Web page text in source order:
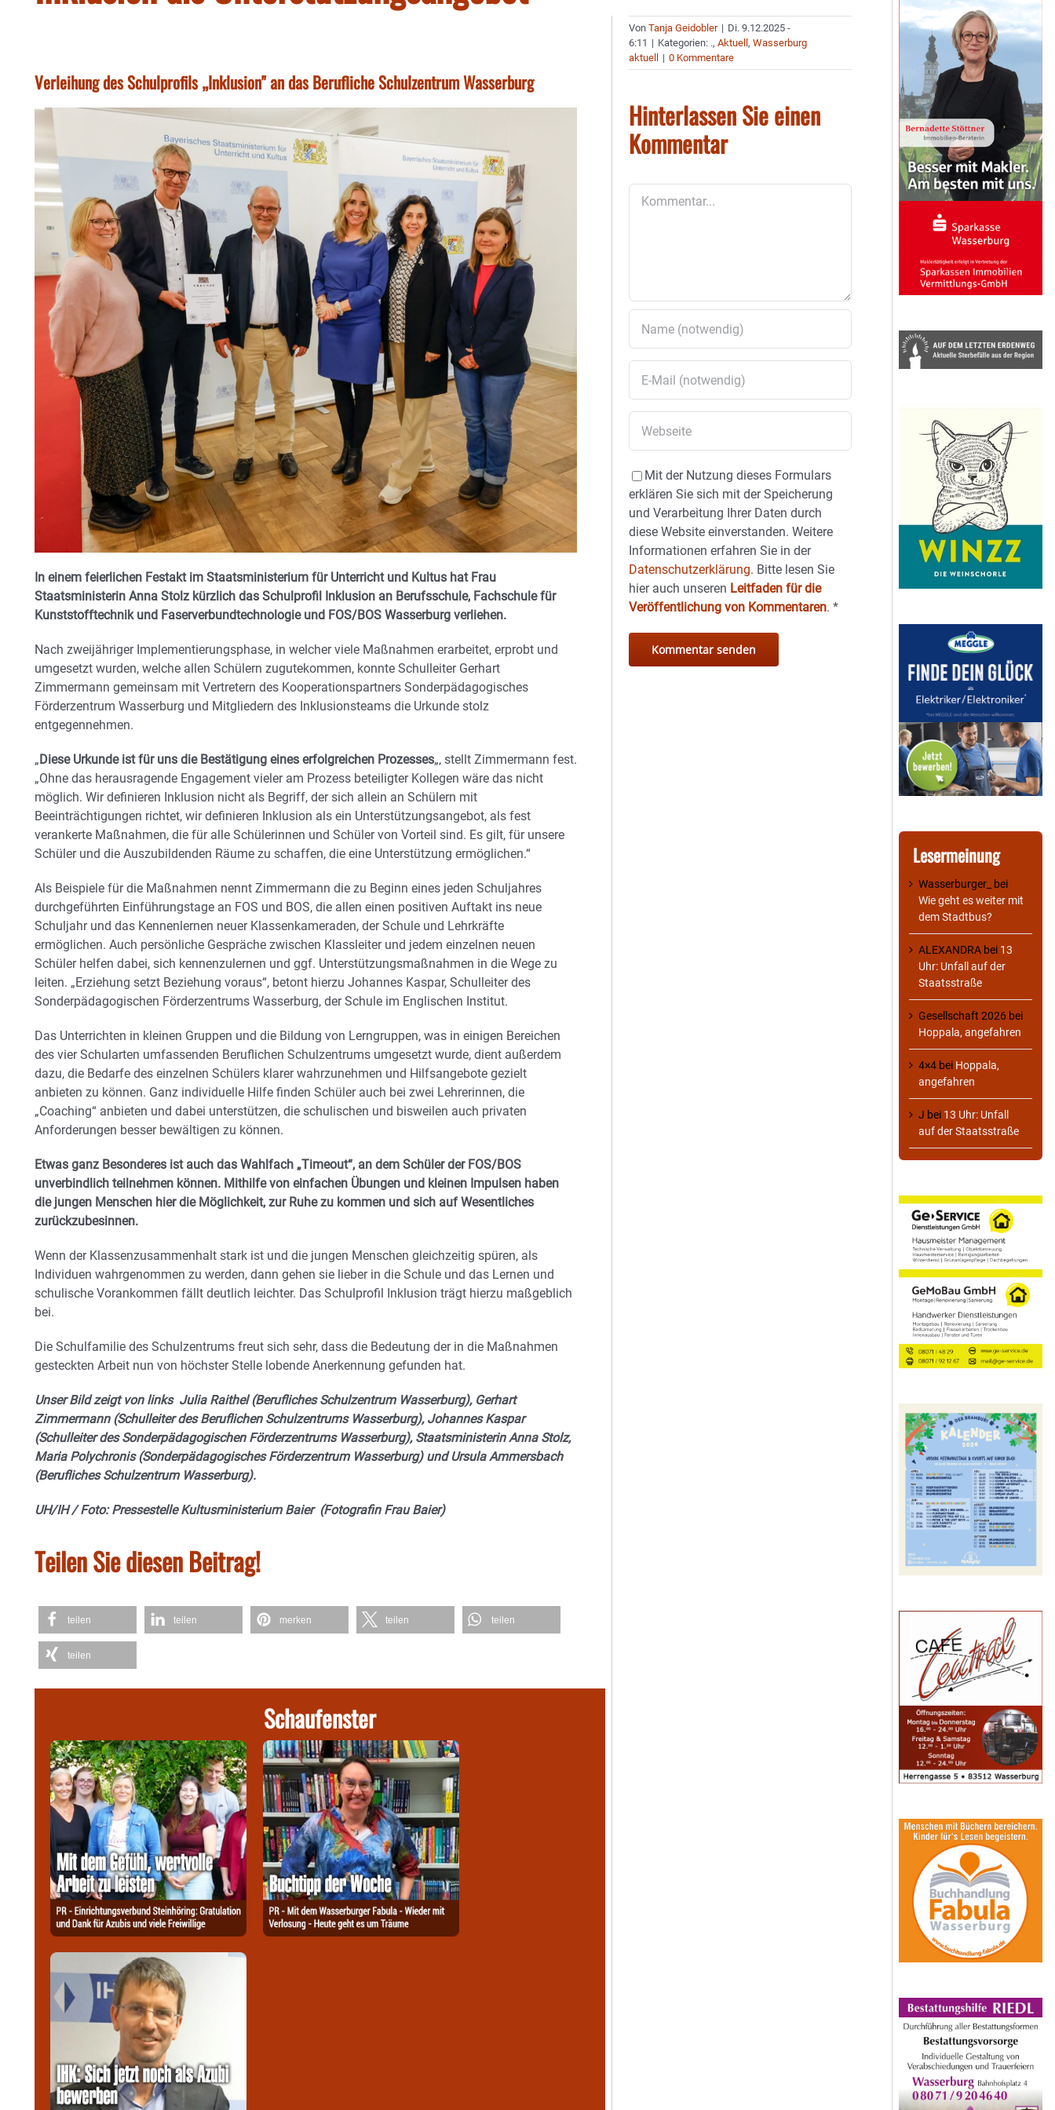
Verleihung des Schulprofils „Inklusion" an das Berufliche Schulzentrum Wasserburg
In einem feierlichen Festakt im Staatsministerium für Unterricht und Kultus hat Frau
Staatsministerin Anna Stolz kürzlich das Schulprofil Inklusion an Berufsschule, Fachschule für
Kunststofftechnik und Faserverbundtechnologie und FOS/BOS Wasserburg verliehen.
Nach zweijähriger Implementierungsphase, in welcher viele Maßnahmen erarbeitet, erprobt und
umgesetzt wurden, welche allen Schülern zugutekommen, konnte Schulleiter Gerhart
Zimmermann gemeinsam mit Vertretern des Kooperationspartners Sonderpädagogisches
Förderzentrum Wasserburg und Mitgliedern des Inklusionsteams die Urkunde stolz
entgegennehmen.
„Diese Urkunde ist für uns die Bestätigung eines erfolgreichen Prozesses„, stellt Zimmermann fest.
„Ohne das herausragende Engagement vieler am Prozess beteiligter Kollegen wäre das nicht
möglich. Wir definieren Inklusion nicht als Begriff, der sich allein an Schülern mit
Beeinträchtigungen richtet, wir definieren Inklusion als ein Unterstützungsangebot, als fest
verankerte Maßnahmen, die für alle Schülerinnen und Schüler von Vorteil sind. Es gilt, für unsere
Schüler und die Auszubildenden Räume zu schaffen, die eine Unterstützung ermöglichen.“
Als Beispiele für die Maßnahmen nennt Zimmermann die zu Beginn eines jeden Schuljahres
durchgeführten Einführungstage an FOS und BOS, die allen einen positiven Auftakt ins neue
Schuljahr und das Kennenlernen neuer Klassenkameraden, der Schule und Lehrkräfte
ermöglichen. Auch persönliche Gespräche zwischen Klassleiter und jedem einzelnen neuen
Schüler helfen dabei, sich kennenzulernen und ggf. Unterstützungsmaßnahmen in die Wege zu
leiten. „Erziehung setzt Beziehung voraus“, betont hierzu Johannes Kaspar, Schulleiter des
Sonderpädagogischen Förderzentrums Wasserburg, der Schule im Englischen Institut.
Das Unterrichten in kleinen Gruppen und die Bildung von Lerngruppen, was in einigen Bereichen
des vier Schularten umfassenden Beruflichen Schulzentrums umgesetzt wurde, dient außerdem
dazu, die Bedarfe des einzelnen Schülers klarer wahrzunehmen und Hilfsangebote gezielt
anbieten zu können. Ganz individuelle Hilfe finden Schüler auch bei zwei Lehrerinnen, die
„Coaching“ anbieten und dabei unterstützen, die schulischen und bisweilen auch privaten
Anforderungen besser bewältigen zu können.
Etwas ganz Besonderes ist auch das Wahlfach „Timeout“, an dem Schüler der FOS/BOS
unverbindlich teilnehmen können. Mithilfe von einfachen Übungen und kleinen Impulsen haben
die jungen Menschen hier die Möglichkeit, zur Ruhe zu kommen und sich auf Wesentliches
zurückzubesinnen.
Wenn der Klassenzusammenhalt stark ist und die jungen Menschen gleichzeitig spüren, als
Individuen wahrgenommen zu werden, dann gehen sie lieber in die Schule und das Lernen und
schulische Vorankommen fällt deutlich leichter. Das Schulprofil Inklusion trägt hierzu maßgeblich
bei.
Die Schulfamilie des Schulzentrums freut sich sehr, dass die Bedeutung der in die Maßnahmen
gesteckten Arbeit nun von höchster Stelle lobende Anerkennung gefunden hat.
Unser Bild zeigt von links Julia Raithel (Berufliches Schulzentrum Wasserburg), Gerhart
Zimmermann (Schulleiter des Beruflichen Schulzentrums Wasserburg), Johannes Kaspar
(Schulleiter des Sonderpädagogischen Förderzentrums Wasserburg), Staatsministerin Anna Stolz,
Maria Polychronis (Sonderpädagogisches Förderzentrum Wasserburg) und Ursula Ammersbach
(Berufliches Schulzentrum Wasserburg).
UH/IH / Foto: Pressestelle Kultusministerium Baier (Fotografin Frau Baier)
Teilen Sie diesen Beitrag!
teilen teilen merken teilen teilen
teilen
Schaufenster
VonTanja Geidobler | Di. 9.12.2025 -
6:11 | Kategorien: .,Aktuell,Wasserburg
aktuell
| 0 Kommentare
Hinterlassen Sie einen
Kommentar
Mit der Nutzung dieses Formulars
erklären Sie sich mit der Speicherung
und Verarbeitung Ihrer Daten durch
diese Website einverstanden. Weitere
Informationen erfahren Sie in der
Datenschutzerklärung. Bitte lesen Sie
hier auch unseren Leitfaden für die
Veröffentlichung von Kommentaren.*
Lesermeinung
Wasserburger_
bei
Wie geht es weiter mit
dem Stadtbus?
ALEXANDRA bei 13
Uhr: Unfall auf der
Staatsstraße
Gesellschaft 2026 bei
Hoppala, angefahren
4×4 bei Hoppala,
angefahren
J bei 13 Uhr: Unfall
auf der Staatsstraße